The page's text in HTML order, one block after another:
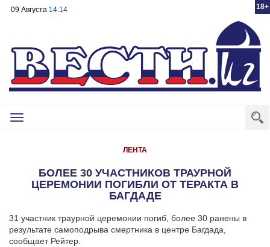
18+
09 Августа 14:14
Toggle
ЛЕНТА
БОЛЕЕ 30 УЧАСТНИКОВ ТРАУРНОЙ
ЦЕРЕМОНИИ ПОГИБЛИ ОТ ТЕРАКТА В
БАГДАДЕ
31 участник траурной церемонии погиб, более 30 ранены в
результате самоподрыва смертника в центре Багдада,
сообщает Рейтер.